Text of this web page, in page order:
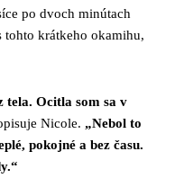
po dvoch minútach
tohto krátkeho okamihu,
tela. Ocitla som sa v
Nicole. „Nebol to
pokojné a bez času.